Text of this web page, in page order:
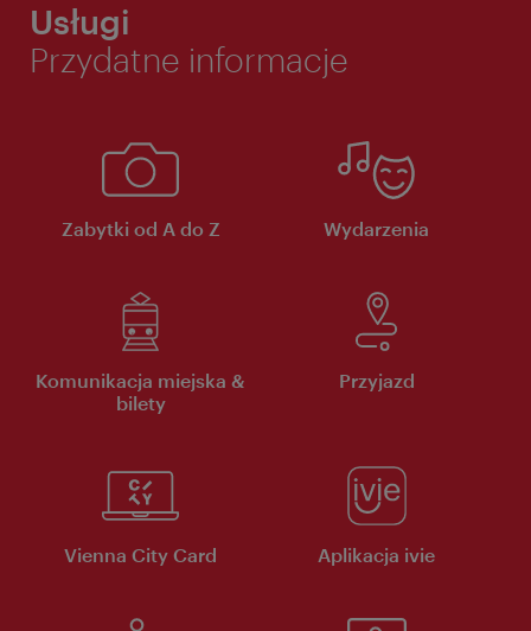
Usługi
Przydatne informacje
Zabytki od A do Z Wydarzenia
Komunikacja miejska &
bilety
Przyjazd
Vienna City Card Aplikacja ivie